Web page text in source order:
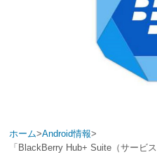
ホーム>Android情報>
「BlackBerry Hub+ Suite（サービ